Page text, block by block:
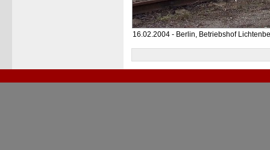
16.02.2004 - Berlin, Betriebshof